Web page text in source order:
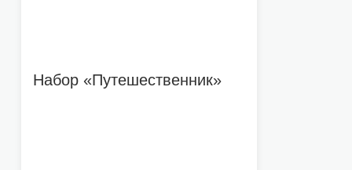
Набор «Путешественник»